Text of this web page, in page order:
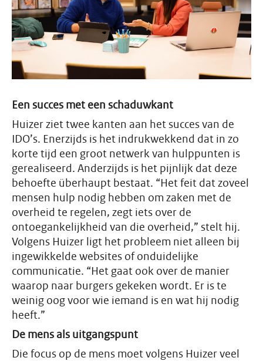
Een succes met een schaduwkant
Huizer ziet twee kanten aan het succes van de
IDO’s. Enerzijds is het indrukwekkend dat in zo
korte tijd een groot netwerk van hulppunten is
gerealiseerd. Anderzijds is het pijnlijk dat deze
behoefte überhaupt bestaat. “Het feit dat zoveel
mensen hulp nodig hebben om zaken met de
overheid te regelen, zegt iets over de
ontoegankelijkheid van die overheid,” stelt hij.
Volgens Huizer ligt het probleem niet alleen bij
ingewikkelde websites of onduidelijke
communicatie. “Het gaat ook over de manier
waarop naar burgers gekeken wordt. Er is te
weinig oog voor wie iemand is en wat hij nodig
heeft.”
De mens als uitgangspunt
Die focus op de mens moet volgens Huizer veel